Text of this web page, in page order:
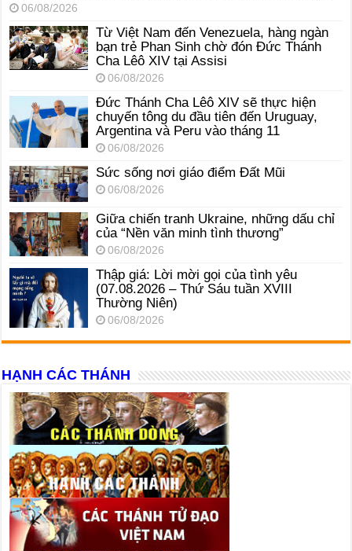
06/08/2026
Từ Việt Nam đến Venezuela, hàng ngàn
bạn trẻ Phan Sinh chờ đón Đức Thánh
Cha Lêô XIV tại Assisi
06/08/2026
Đức Thánh Cha Lêô XIV sẽ thực hiện
chuyến tông du đầu tiên đến Uruguay,
Argentina và Peru vào tháng 11
06/08/2026
Sức sống nơi giáo điểm Đất Mũi
06/08/2026
Giữa chiến tranh Ukraine, những dấu chỉ
của “Nền văn minh tình thương”
06/08/2026
Thập giá: Lời mời gọi của tình yêu
(07.08.2026 – Thứ Sáu tuần XVIII
Thường Niên)
06/08/2026
HẠNH CÁC THÁNH